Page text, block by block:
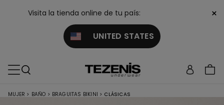
Visita la tienda online de tu país:
UNITED STATES
×
MUJER > BAÑO > BRAGUITAS BIKINI > CLÁSICAS